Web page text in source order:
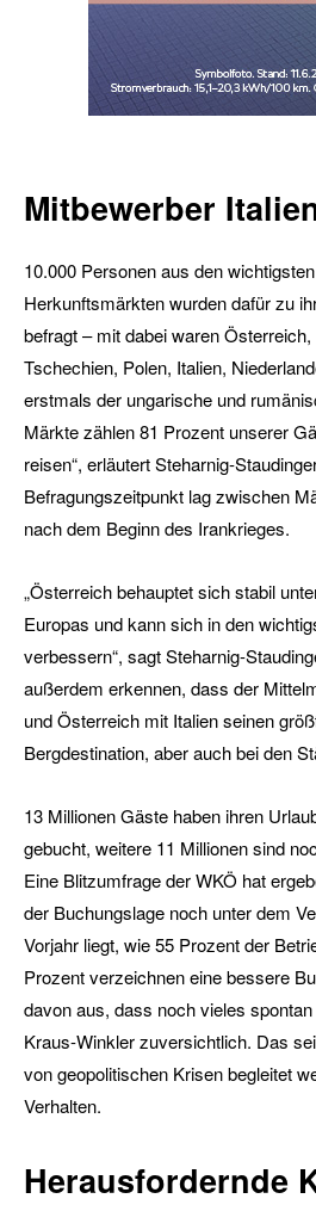
Mitbewerber
10.000 Personen aus den
Herkunftsmärkten wurden dafür zu
befragt – mit dabei waren
Tschechien, Polen, Italien,
erstmals der ungarische und
Märkte zählen 81 Prozent unserer
reisen“, erläutert Steharnig-
Befragungszeitpunkt lag zwischen
nach dem Beginn des Irankrieges.
„Österreich behauptet sich stabil
Europas und kann sich in den
verbessern“, sagt Steharnig-
außerdem erkennen, dass der
und Österreich mit Italien seinen
Bergdestination, aber auch bei den
13 Millionen Gäste haben ihren
gebucht, weitere 11 Millionen sind
Eine Blitzumfrage der WKÖ hat
der Buchungslage noch unter dem
Vorjahr liegt, wie 55 Prozent der
Prozent verzeichnen eine bessere
davon aus, dass noch vieles
Kraus-Winkler zuversichtlich. Das
von geopolitischen Krisen begleitet
Verhalten.
Herausfordernde